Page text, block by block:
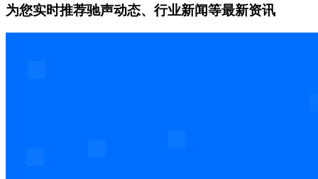
为您实时推荐驰声动态、行业新闻等最新资讯